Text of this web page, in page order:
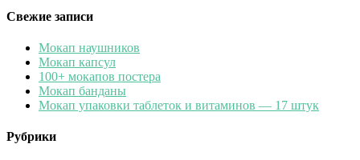
Свежие записи
Мокап наушников
Мокап капсул
100+ мокапов постера
Мокап банданы
Мокап упаковки таблеток и витаминов — 17 штук
Рубрики